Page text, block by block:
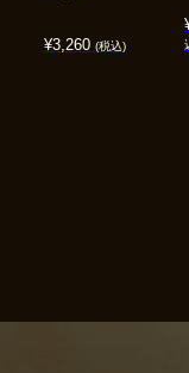
¥3,260 (税込)